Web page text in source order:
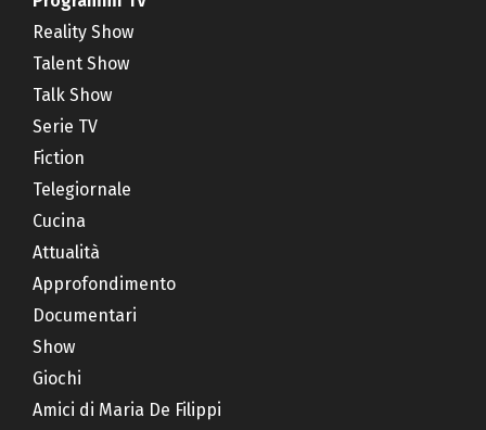
Reality Show
Talent Show
Talk Show
Serie TV
Fiction
Telegiornale
Cucina
Attualità
Approfondimento
Documentari
Show
Giochi
Amici di Maria De Filippi